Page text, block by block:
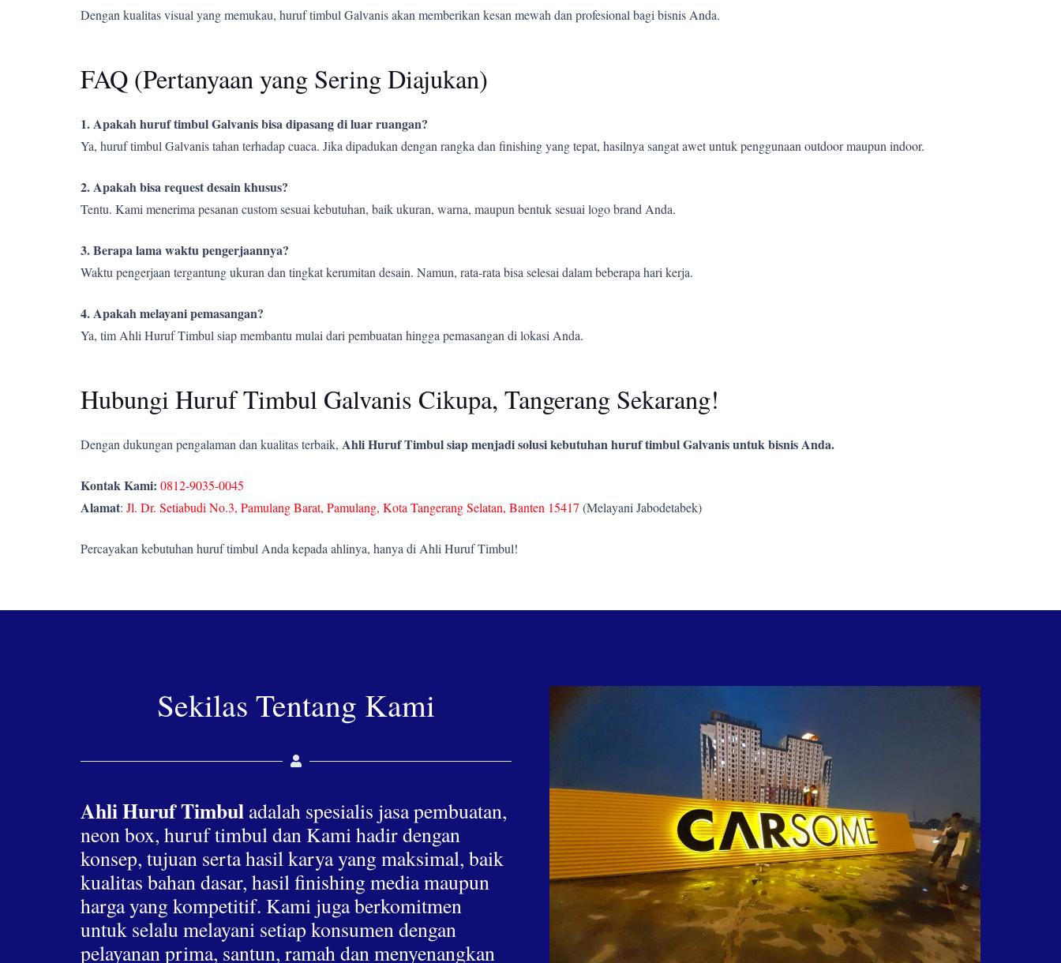
Dengan kualitas visual yang memukau, huruf timbul Galvanis akan memberikan kesan mewah dan profesional bagi bisnis Anda.
FAQ (Pertanyaan yang Sering Diajukan)
1. Apakah huruf timbul Galvanis bisa dipasang di luar ruangan?
Ya, huruf timbul Galvanis tahan terhadap cuaca. Jika dipadukan dengan rangka dan finishing yang tepat, hasilnya sangat awet untuk penggunaan outdoor maupun indoor.
2. Apakah bisa request desain khusus?
Tentu. Kami menerima pesanan custom sesuai kebutuhan, baik ukuran, warna, maupun bentuk sesuai logo brand Anda.
3. Berapa lama waktu pengerjaannya?
Waktu pengerjaan tergantung ukuran dan tingkat kerumitan desain. Namun, rata-rata bisa selesai dalam beberapa hari kerja.
4. Apakah melayani pemasangan?
Ya, tim Ahli Huruf Timbul siap membantu mulai dari pembuatan hingga pemasangan di lokasi Anda.
Hubungi Huruf Timbul Galvanis Cikupa, Tangerang Sekarang!
Dengan dukungan pengalaman dan kualitas terbaik, Ahli Huruf Timbul siap menjadi solusi kebutuhan huruf timbul Galvanis untuk bisnis Anda.
Kontak Kami: 0812-9035-0045
Alamat: Jl. Dr. Setiabudi No.3, Pamulang Barat, Pamulang, Kota Tangerang Selatan, Banten 15417 (Melayani Jabodetabek)
Percayakan kebutuhan huruf timbul Anda kepada ahlinya, hanya di Ahli Huruf Timbul!
Sekilas Tentang Kami
Ahli Huruf Timbul adalah spesialis jasa pembuatan,
neon box, huruf timbul dan Kami hadir dengan
konsep, tujuan serta hasil karya yang maksimal, baik
kualitas bahan dasar, hasil finishing media maupun
harga yang kompetitif. Kami juga berkomitmen
untuk selalu melayani setiap konsumen dengan
pelayanan prima, santun, ramah dan menyenangkan